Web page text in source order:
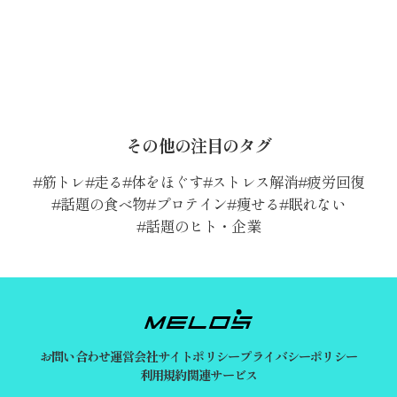
その他の注目のタグ
筋トレ 走る 体をほぐす ストレス解消 疲労回復
話題の食べ物 プロテイン 痩せる 眠れない
話題のヒト・企業
お問い合わせ運営会社サイトポリシープライバシーポリシー
利用規約関連サービス